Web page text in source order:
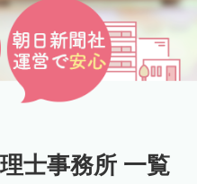
士事務所 一覧